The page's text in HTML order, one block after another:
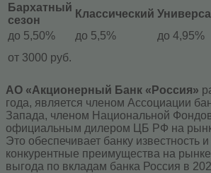
Бархатный
сезон
Классический
до 5,50%
до 5,5% до 4,95%
от 3000 руб.
АО «Акционерный Банк «Россия»
года, является членом Ассоциации
Запада, членом Национальной
официальным дилером ЦБ РФ на
Это обеспечивает банку известность
конкурентные преимущества на
выгода по вкладам банка Россия в